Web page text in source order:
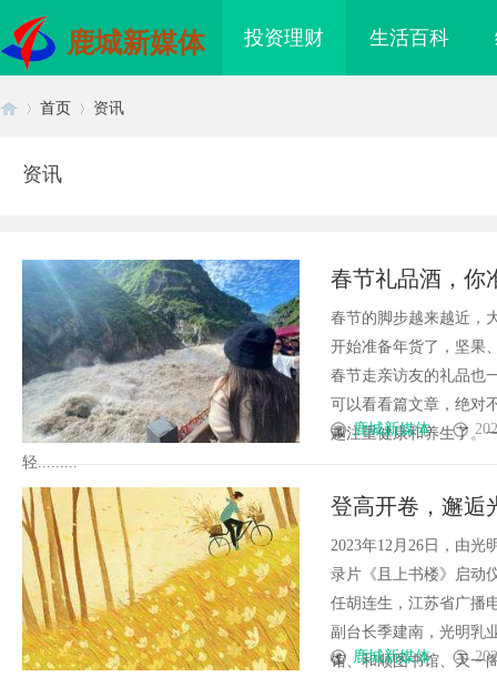
鹿城新媒体 投资理财 生活百科
首页 资讯
资讯
春节礼品酒，你
春节的脚步越来越近，
开始准备年货了，坚果
春节走亲访友的礼品也
可以看看篇文章，绝对
越注重健康和养生了。
轻.........
鹿城新媒体
登高开卷，邂逅
书楼》正式上线
2023年12月26日，由
录片《且上书楼》启动
任胡连生，江苏省广播
副台长季建南，光明乳
馆、和顺图书馆、天一
鹿城新媒体
探行业的神秘面纱：
律解析
武汉配眼镜 上海配眼镜